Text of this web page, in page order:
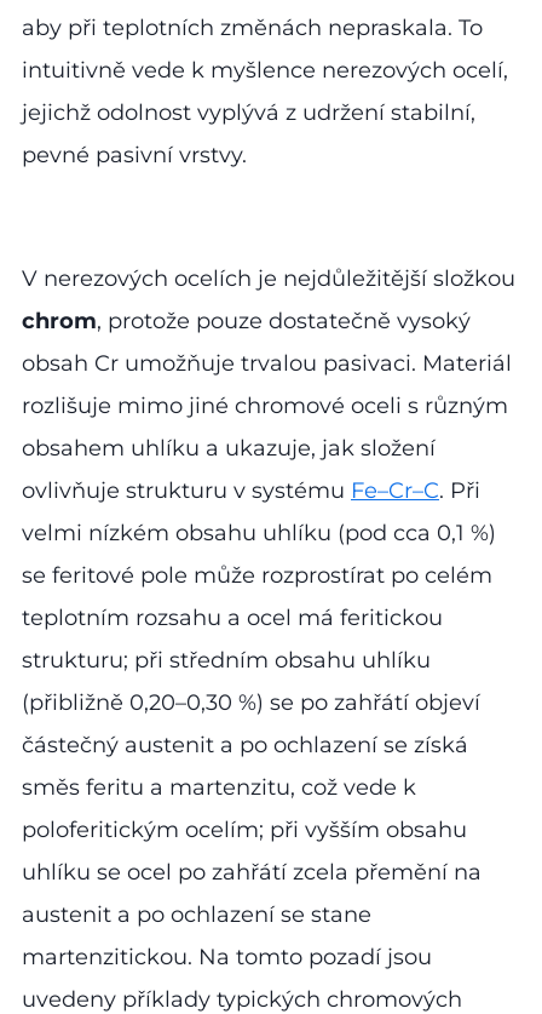
aby při teplotních změnách nepraskala. To
intuitivně vede k myšlence nerezových ocelí,
jejichž odolnost vyplývá z udržení stabilní,
pevné pasivní vrstvy.
V nerezových ocelích je nejdůležitější složkou
chrom, protože pouze dostatečně vysoký
obsah Cr umožňuje trvalou pasivaci. Materiál
rozlišuje mimo jiné chromové oceli s různým
obsahem uhlíku a ukazuje, jak složení
ovlivňuje strukturu v systému Fe–Cr–C. Při
velmi nízkém obsahu uhlíku (pod cca 0,1 %)
se feritové pole může rozprostírat po celém
teplotním rozsahu a ocel má feritickou
strukturu; při středním obsahu uhlíku
(přibližně 0,20–0,30 %) se po zahřátí objeví
částečný austenit a po ochlazení se získá
směs feritu a martenzitu, což vede k
poloferitickým ocelím; při vyšším obsahu
uhlíku se ocel po zahřátí zcela přemění na
austenit a po ochlazení se stane
martenzitickou. Na tomto pozadí jsou
uvedeny příklady typických chromových